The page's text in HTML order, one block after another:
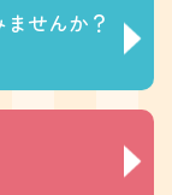
せんか？